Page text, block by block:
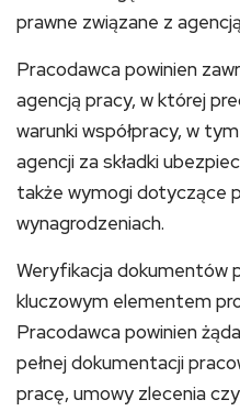
prawne związane z
Pracodawca powinien
agencją pracy, w której
warunki współpracy, w
agencji za składki
także wymogi dotyczące
wynagrodzeniach.
Weryfikacja dokumentów
kluczowym elementem
Pracodawca powinien
pełnej dokumentacji
pracę, umowy zlecenia